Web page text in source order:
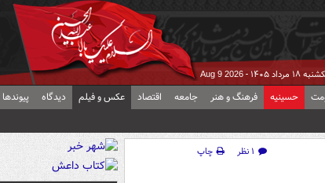
۱۸ مرداد ۱۴۰۵ - Aug 9 2026
حسینیه فرهنگ و هنر جامعه اقتصاد عکس و فیلم دیدگاه پیوندها
۱ نظر
چاپ